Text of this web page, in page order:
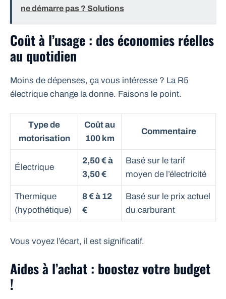
ne démarre pas ? Solutions
Coût à l’usage : des économies réelles
au quotidien
Moins de dépenses, ça vous intéresse ? La R5
électrique change la donne. Faisons le point.
Type de
motorisation
Coût au
100 km
Commentaire
Électrique
2,50 € à
3,50 €
Basé sur le tarif
moyen de l’électricité
Thermique
(hypothétique)
8 € à 12
€
Basé sur le prix actuel
du carburant
Vous voyez l’écart, il est significatif.
Aides à l’achat : boostez votre budget
!